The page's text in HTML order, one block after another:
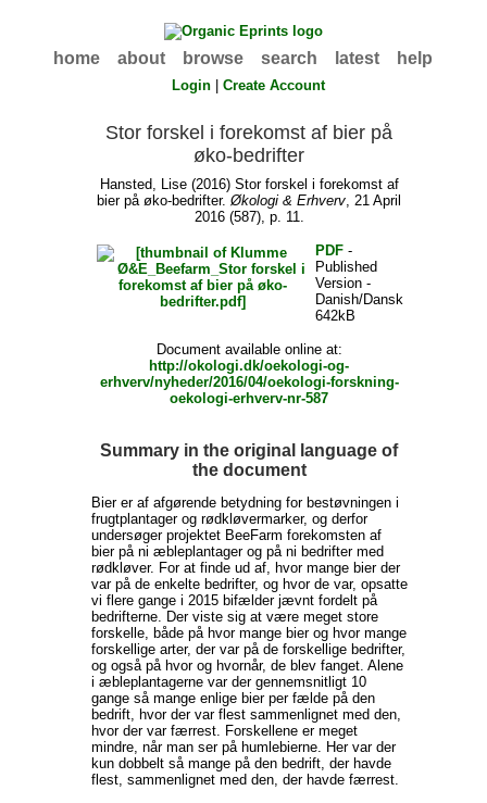
home about browse search latest help
Login |Create Account
Stor forskel i forekomst af bier på
øko-bedrifter
Hansted, Lise(2016) Stor forskel i forekomst af
bier på øko-bedrifter.Økologi & Erhverv, 21 April
2016 (587), p. 11.
PDF-
Published
Version -
Danish/Dansk
642kB
Document available online at:
http://okologi.dk/oekologi-og-
erhverv/nyheder/2016/04/oekologi-forskning-
oekologi-erhverv-nr-587
Summary in the original language of
the document
Bier er af afgørende betydning for bestøvningen i
frugtplantager og rødkløvermarker, og derfor
undersøger projektet BeeFarm forekomsten af
bier på ni æbleplantager og på ni bedrifter med
rødkløver. For at finde ud af, hvor mange bier der
var på de enkelte bedrifter, og hvor de var, opsatte
vi flere gange i 2015 bifælder jævnt fordelt på
bedrifterne. Der viste sig at være meget store
forskelle, både på hvor mange bier og hvor mange
forskellige arter, der var på de forskellige bedrifter,
og også på hvor og hvornår, de blev fanget. Alene
i æbleplantagerne var der gennemsnitligt 10
gange så mange enlige bier per fælde på den
bedrift, hvor der var flest sammenlignet med den,
hvor der var færrest. Forskellene er meget
mindre, når man ser på humlebierne. Her var der
kun dobbelt så mange på den bedrift, der havde
flest, sammenlignet med den, der havde færrest.